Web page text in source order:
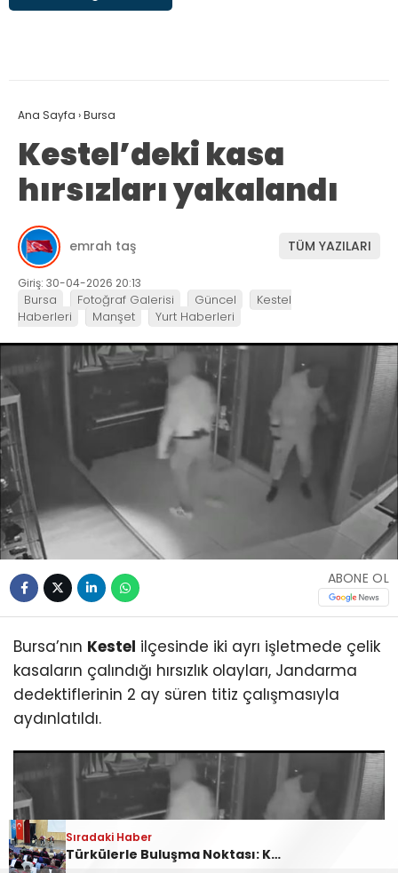
Sıradaki Haber
Ankara Yolu Babasultan Mevkii’nde Korkutan Tır Yangını
Sıradaki Haber
Kestel’deki kasa hırsızları yakalandı
Ana Sayfa ›Bursa
Kestel’deki kasa
hırsızları yakalandı
emrah taş TÜM YAZILARI
Giriş: 30-04-2026 20:13
Bursa Fotoğraf Galerisi Güncel
Kestel
Haberleri
Manşet Yurt Haberleri
ABONE OL
Bursa’nın Kestel ilçesinde iki ayrı işletmede çelik
kasaların çalındığı hırsızlık olayları, Jandarma
dedektiflerinin 2 ay süren titiz çalışmasıyla
aydınlatıldı.
Sıradaki Haber
Türkülerle Buluşma Noktası: Kestel Türk Halk Müziği Korosu